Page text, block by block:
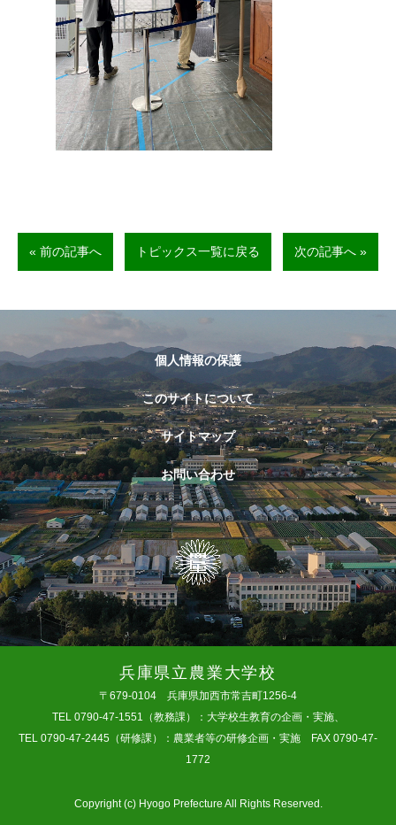
« 前の記事へ トピックス一覧に戻る 次の記事へ »
個人情報の保護
このサイトについて
サイトマップ
お問い合わせ
兵庫県立農業大学校
〒679-0104 兵庫県加西市常吉町1256-4
TEL 0790-47-1551（教務課）：大学校生教育の企画・実施、
TEL 0790-47-2445（研修課）：農業者等の研修企画・実施 FAX 0790-47-
1772
Copyright (c) Hyogo Prefecture All Rights Reserved.